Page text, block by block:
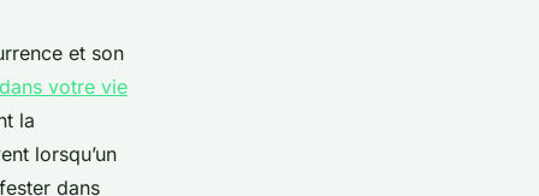
et son
votre vie
la
lorsqu’un
dans